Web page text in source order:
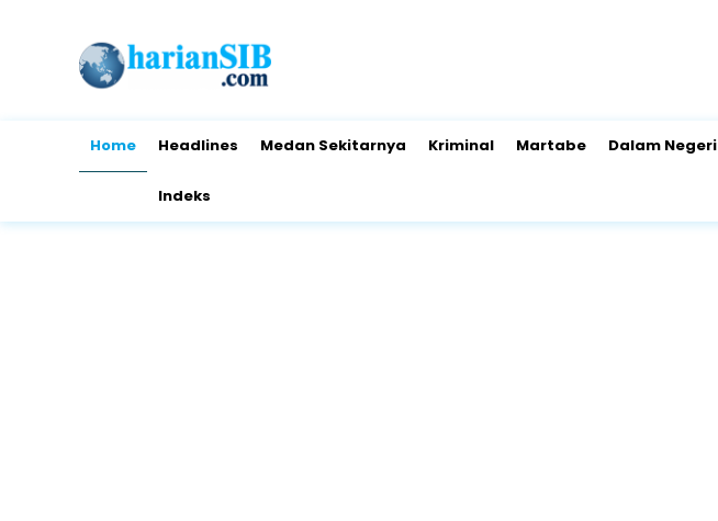
Home Headlines Medan Sekitarnya Kriminal Martabe Dalam Negeri
Indeks